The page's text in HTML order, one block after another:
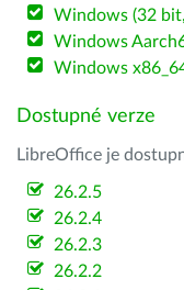
Windows (32
Windows
Windows
Dostupné verze
LibreOffice je
26.2.5
26.2.4
26.2.3
26.2.2